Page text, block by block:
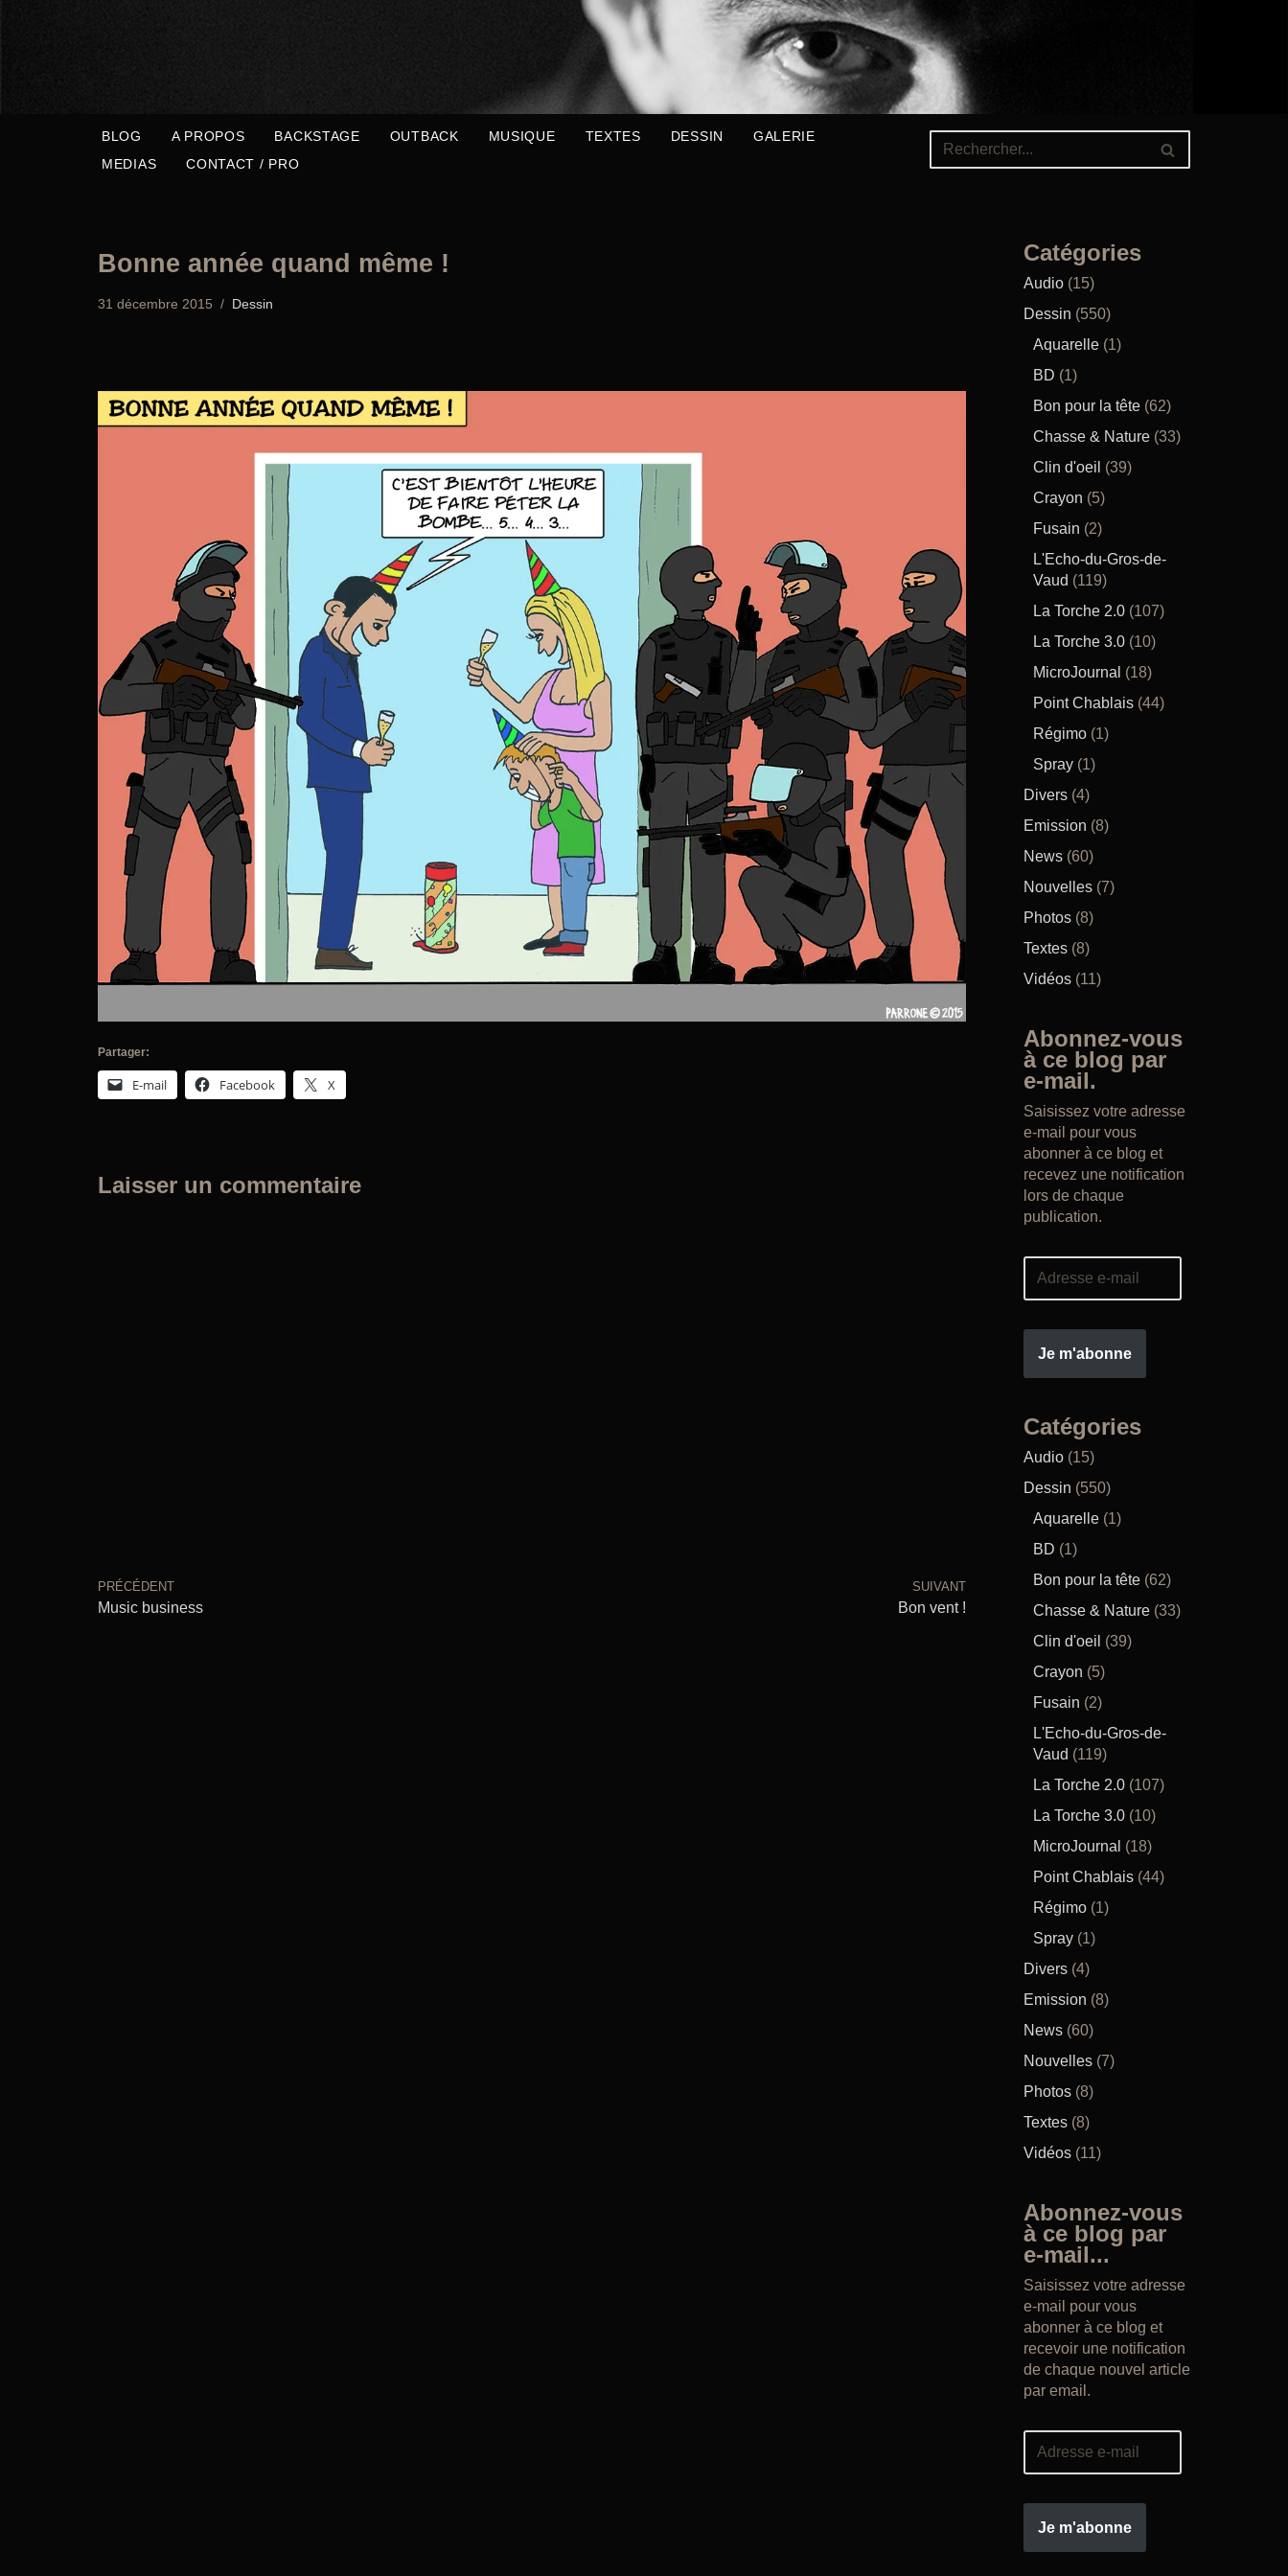
BLOG A PROPOS BACKSTAGE OUTBACK MUSIQUE TEXTES DESSIN
GALERIE
MEDIAS
CONTACT / PRO
Bonne année quand même !
31 décembre 2015 Dessin
Partager:
E-mail Facebook X
Laisser un commentaire
PRÉCÉDENT
Music business
SUIVANT
Bon vent !
Catégories
Audio (15)
Dessin (550)
Aquarelle (1)
BD (1)
Bon pour la tête (62)
Chasse & Nature (33)
Clin d'oeil (39)
Crayon (5)
Fusain (2)
L'Echo-du-Gros-de-
Vaud (119)
La Torche 2.0 (107)
La Torche 3.0 (10)
MicroJournal (18)
Point Chablais (44)
Régimo (1)
Spray (1)
Divers (4)
Emission (8)
News (60)
Nouvelles (7)
Photos (8)
Textes (8)
Vidéos (11)
Abonnez-vous
à ce blog par
e-mail.
Saisissez votre adresse
e-mail pour vous
abonner à ce blog et
recevez une notification
lors de chaque
publication.
Je m'abonne
Catégories
Audio (15)
Dessin (550)
Aquarelle (1)
BD (1)
Bon pour la tête (62)
Chasse & Nature (33)
Clin d'oeil (39)
Crayon (5)
Fusain (2)
L'Echo-du-Gros-de-
Vaud (119)
La Torche 2.0 (107)
La Torche 3.0 (10)
MicroJournal (18)
Point Chablais (44)
Régimo (1)
Spray (1)
Divers (4)
Emission (8)
News (60)
Nouvelles (7)
Photos (8)
Textes (8)
Vidéos (11)
Abonnez-vous
à ce blog par
e-mail...
Saisissez votre adresse
e-mail pour vous
abonner à ce blog et
recevoir une notification
de chaque nouvel article
par email.
Je m'abonne